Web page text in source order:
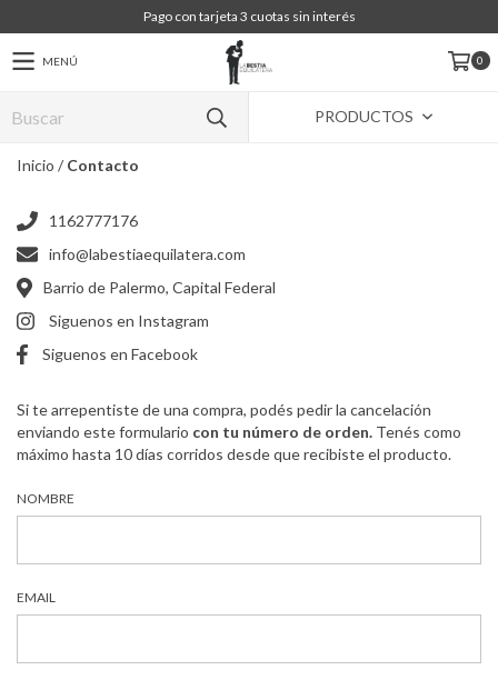
Pago con tarjeta 3 cuotas sin interés
MENÚ 0
PRODUCTOS
Inicio / Contacto
1162777176
info@labestiaequilatera.com
Barrio de Palermo, Capital Federal
Siguenos en Instagram
Siguenos en Facebook
Si te arrepentiste de una compra, podés pedir la cancelación
enviando este formulario con tu número de orden. Tenés como
máximo hasta 10 días corridos desde que recibiste el producto.
NOMBRE
EMAIL